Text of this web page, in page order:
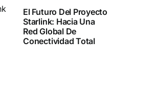
El Futuro Del Proyecto
Starlink: Hacia Una
Red Global De
Conectividad Total